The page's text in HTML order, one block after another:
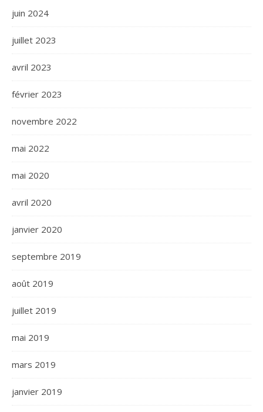
juin 2024
juillet 2023
avril 2023
février 2023
novembre 2022
mai 2022
mai 2020
avril 2020
janvier 2020
septembre 2019
août 2019
juillet 2019
mai 2019
mars 2019
janvier 2019